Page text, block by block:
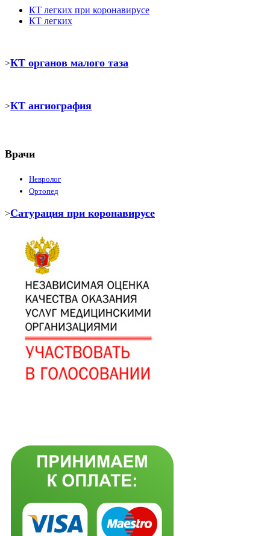
КТ легких при коронавирусе
КТ легких
>КТ органов малого таза
>КТ ангиография
Врачи
Невролог
Ортопед
>Сатурация при коронавирусе